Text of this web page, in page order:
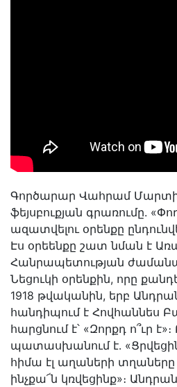
Գործարար Վահրամ
ֆեյսբուքյան գրառումը.
ազատվելու օրենքը
Էս օրեենքը շատ նման է
Հանրապետության
Նեցուկի օրենքին, որը
1918 թվականին, երբ
հանդիպում է Հովհաննես
հարցնում է՝ «Զորքդ ո՞ւր
պատասխանում է․
հիմա էլ աղաների տղաները
ինչքա՜ն կռվեցինք»։